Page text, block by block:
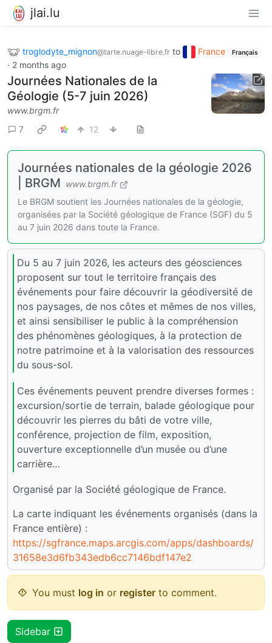
jlai.lu
troglodyte_mignon@tarte.nuage-libre.fr to France Français
· 2 months ago
Journées Nationales de la
Géologie (5-7 juin 2026)
www.brgm.fr
7
12
Journées nationales de la géologie 2026
| BRGM www.brgm.fr
Le BRGM soutient les Journées nationales de la géologie,
organisées par la Société géologique de France (SGF) du 5
au 7 juin 2026 dans toute la France.
Du 5 au 7 juin 2026, les acteurs des géosciences
proposent sur tout le territoire français des
événements pour faire découvrir la géodiversité de
nos paysages, de nos côtes et mêmes de nos villes,
et ainsi sensibiliser le public à la compréhension
des phénomènes géologiques, à la protection de
notre patrimoine et à la valorisation des ressources
du sous-sol.
Ces événements peuvent prendre diverses formes :
excursion/sortie de terrain, balade géologique pour
découvrir les pierres du bâti de votre ville,
conférence, projection de film, exposition,
ouverture exceptionnelle d’un musée ou d’une
carrière…
Organisé par la Société géologique de France.
La carte indiquant les événements organisés (dans la
France entière) :
https://sgfrance.maps.arcgis.com/apps/dashboards/
31658e3d6fb343edb6cc7146bdf147e2
You must log in or register to comment.
Sidebar